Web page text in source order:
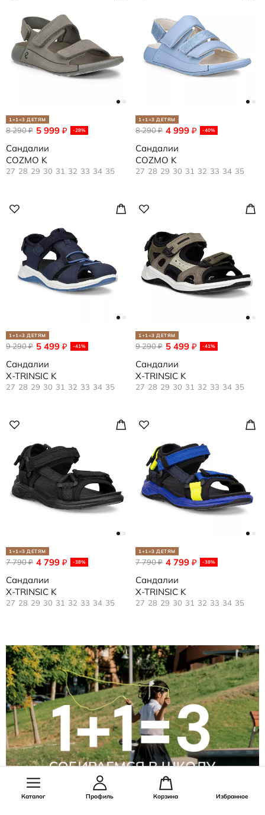
1+1=3 ДЕТЯМ
5 999 ₽ -28%
8 290₽
Сандалии
COZMO K
27 28 29 30 31 32 33 34 35
1+1=3 ДЕТЯМ
4 999 ₽ -40%
8 290₽
Сандалии
COZMO K
27 28 29 30 31 32 33 34 35
1+1=3 ДЕТЯМ
5 499 ₽ -41%
9 290₽
Сандалии
X-TRINSIC K
27 28 29 30 31 32 33 34 35
1+1=3 ДЕТЯМ
5 499 ₽ -41%
9 290₽
Сандалии
X-TRINSIC K
27 28 29 30 31 32 33 34 35
1+1=3 ДЕТЯМ
4 799 ₽ -38%
7 790₽
Сандалии
X-TRINSIC K
27 28 29 30 31 32 33 34 35
1+1=3 ДЕТЯМ
4 799 ₽ -38%
7 790₽
Сандалии
X-TRINSIC K
27 28 29 30 31 32 33 34 35
Каталог Профиль Корзина Избранное